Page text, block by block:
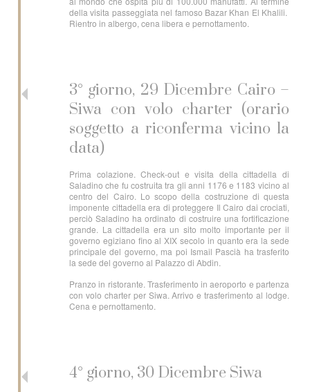
della visita passeggiata nel famoso Bazar Khan El Khalili.
Rientro in albergo, cena libera e pernottamento.
3° giorno, 29 Dicembre Cairo –
Siwa con volo charter (orario
soggetto a riconferma vicino la
data)
Prima colazione. Check-out e visita della cittadella di
Saladino che fu costruita tra gli anni 1176 e 1183 vicino al
centro del Cairo. Lo scopo della costruzione di questa
imponente cittadella era di proteggere Il Cairo dai crociati,
perciò Saladino ha ordinato di costruire una fortificazione
grande. La cittadella era un sito molto importante per il
governo egiziano fino al XIX secolo in quanto era la sede
principale del governo, ma poi Ismail Pascià ha trasferito
la sede del governo al Palazzo di Abdin.
Pranzo in ristorante. Trasferimento in aeroporto e partenza
con volo charter per Siwa. Arrivo e trasferimento al lodge.
Cena e pernottamento.
4° giorno, 30 Dicembre Siwa